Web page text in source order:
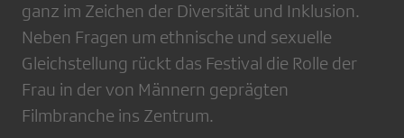
ganz im Zeichen der Diversität und Inklusion.
Neben Fragen um ethnische und sexuelle
Gleichstellung rückt das Festival die Rolle der
Frau in der von Männern geprägten
Filmbranche ins Zentrum.